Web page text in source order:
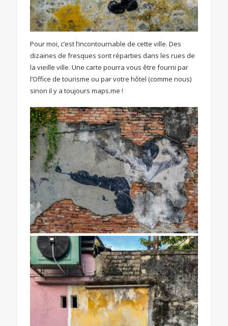
Pour moi, c’est l’incontournable de cette ville. Des
dizaines de fresques sont réparties dans les rues de
la vieille ville. Une carte pourra vous être fourni par
l’Office de tourisme ou par votre hôtel (comme nous)
sinon il y a toujours maps.me !